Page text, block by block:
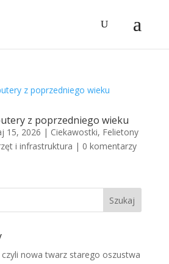
z poprzedniego wieku
15, 2026 | Ciekawostki, Felietony
i infrastruktura | 0 komentarzy
nowa twarz starego oszustwa